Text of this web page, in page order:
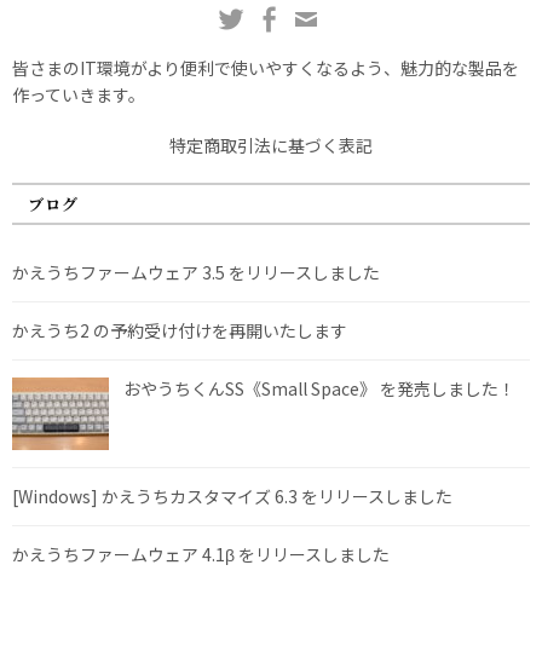
皆さまのIT環境がより便利で使いやすくなるよう、魅力的な製品を
作っていきます。
特定商取引法に基づく表記
ブログ
かえうちファームウェア 3.5 をリリースしました
かえうち2 の予約受け付けを再開いたします
おやうちくんSS《Small Space》 を発売しました！
[Windows] かえうちカスタマイズ 6.3 をリリースしました
かえうちファームウェア 4.1β をリリースしました